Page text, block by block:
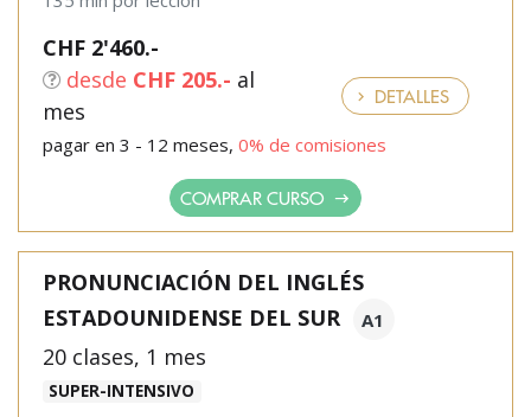
CHF 2'460.-
desde CHF 205.- al
mes
pagar en 3 - 12 meses, 0% de comisiones
DETALLES
COMPRAR CURSO
PRONUNCIACIÓN DEL INGLÉS
ESTADOUNIDENSE DEL SUR
A1
20 clases, 1 mes
SUPER-INTENSIVO